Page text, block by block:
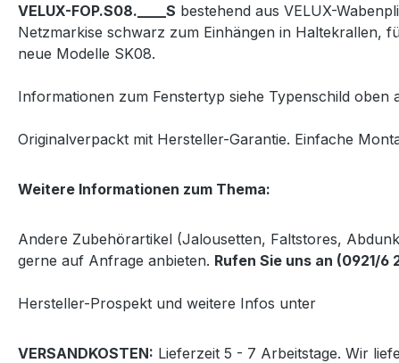
VELUX-FOP.S08.____S bestehend aus VELUX-
Netzmarkise schwarz zum Einhängen in Haltekrallen,
neue Modelle SK08.
Informationen zum Fenstertyp siehe Typenschild oben
Originalverpackt mit Hersteller-Garantie. Einfache
Weitere Informationen zum Thema:
Andere Zubehörartikel (Jalousetten, Faltstores,
gerne auf Anfrage anbieten. Rufen Sie uns an (0921/6
Hersteller-Prospekt und weitere Infos unter
VERSANDKOSTEN: Lieferzeit 5 - 7 Arbeitstage. Wir